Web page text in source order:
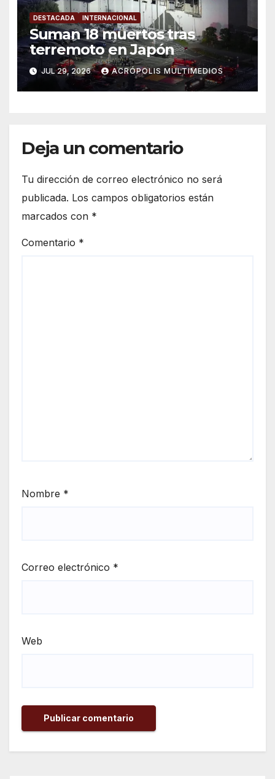
DESTACADA INTERNACIONAL
Suman 18 muertos tras
terremoto en Japón
JUL 29, 2026 ACRÓPOLIS MULTIMEDIOS
Deja un comentario
Tu dirección de correo electrónico no será
publicada. Los campos obligatorios están
marcados con *
Comentario *
Nombre *
Correo electrónico *
Web